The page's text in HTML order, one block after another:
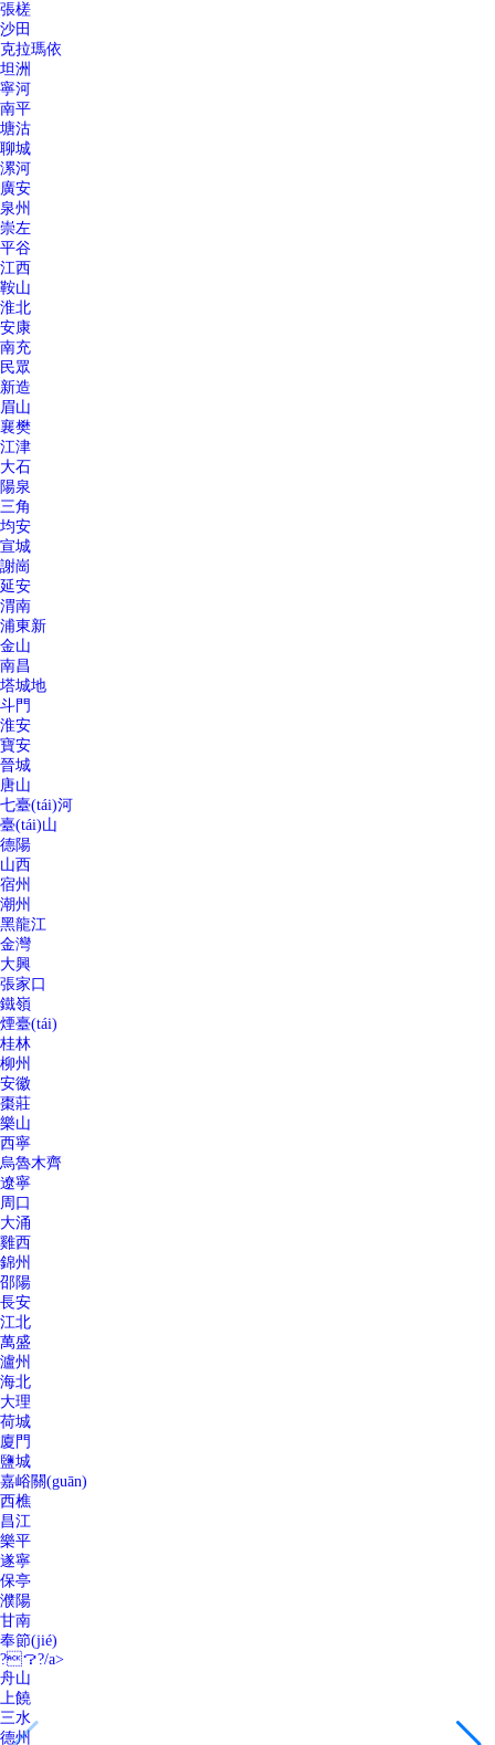
張槎
沙田
克拉瑪依
坦洲
寧河
南平
塘沽
聊城
漯河
廣安
泉州
崇左
平谷
江西
鞍山
淮北
安康
南充
民眾
新造
眉山
襄樊
江津
大石
陽泉
三角
均安
宣城
謝崗
延安
渭南
浦東新
金山
南昌
塔城地
斗門
淮安
寶安
晉城
唐山
七臺(tái)河
臺(tái)山
德陽
山西
宿州
潮州
黑龍江
金灣
大興
張家口
鐵嶺
煙臺(tái)
桂林
柳州
安徽
棗莊
樂山
西寧
烏魯木齊
遼寧
周口
大涌
雞西
錦州
邵陽
長安
江北
萬盛
瀘州
海北
大理
荷城
廈門
鹽城
嘉峪關(guān)
西樵
昌江
樂平
遂寧
保亭
濮陽
甘南
奉節(jié)
?？?/a>
舟山
上饒
三水
德州